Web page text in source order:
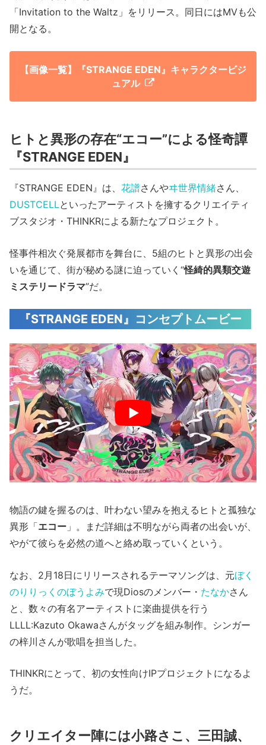
「Invitation to the Waltz」をリリース。同日にはMVも公
開となる。
【画像一覧】『STRANGE EDEN』キャラクタービジ
ュアル
ヒトと異形の存在“エコー”による怪奇譚
『STRANGE EDEN』
『STRANGE EDEN』は、 花譜さんやヰ世界情緒さん、
DUSTCELLといったアーティストを擁するクリエイティ
ブスタジオ・THINKRによる新たなプロジェクト。
怪事件相次ぐ発展都市を舞台に、5組のヒトと異形の出会
いを通じて、街が秘める謎に迫っていく“怪綺的異類交遊
ミステリードラマ”だ。
『STRANGE EDEN』コンセプトムービー
物語の鍵を握るのは、叶わない望みを抱えるヒトと孤独な
異形「エコー 」。まだ詳細は不明ながら両者の出会いが、
やがて彼らを必然の道へと絡め取っていくという。
なお、2月18日にリリースされるテーマソングは、元ぼく
のりりっくのぼうよみで現Diosのメンバー・ たなかさん
と、数々の有名アーティストに楽曲提供を行う
LLLL:Kazuto Okawaさんがタッグを組み制作。シンガー
の梓川さんが歌唱を担当した。
THINKRにとって、初の女性向けIPプロジェクトになるよ
うだ。
クリエイター陣には小路さこ、三田誠、